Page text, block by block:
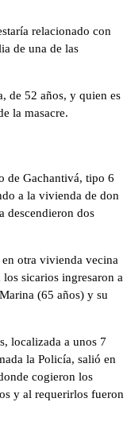
relacionado con
de una de las
de 52 años, y quien es
la masacre.
de Gachantivá, tipo 6
a la vivienda de don
descendieron dos
otra vivienda vecina
sicarios ingresaron a
(65 años) y su
localizada a unos 7
la Policía, salió en
cogieron los
y al requerirlos fueron